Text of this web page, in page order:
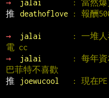
→
jalai : 當然爆
推
deathoflove
: 報酬
→
jalai
: 一堆人
電 cc
→
jalai
: 每年資
巴菲特不喜歡
推
joewucool
: 現在